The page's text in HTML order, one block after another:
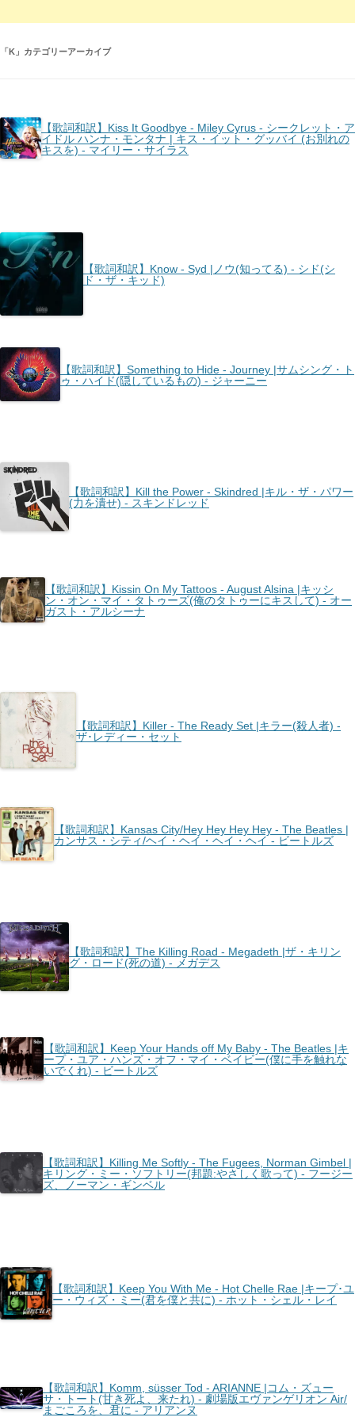
「K 」カテゴリーアーカイブ
【歌詞和訳】Kiss It Goodbye - Miley Cyrus - シークレット・ア
イドル ハンナ・モンタナ | キス・イット・グッバイ (お別れの
キスを) - マイリー・サイラス
【歌詞和訳】Know - Syd |ノウ(知ってる) - シド(シ
ド・ザ・キッド)
【歌詞和訳】Something to Hide - Journey |サムシング・ト
ゥ・ハイド(隠しているもの) - ジャーニー
【歌詞和訳】Kill the Power - Skindred |キル・ザ・パワー
(力を潰せ) - スキンドレッド
【歌詞和訳】Kissin On My Tattoos - August Alsina |キッシ
ン・オン・マイ・タトゥーズ(俺のタトゥーにキスして) - オー
ガスト・アルシーナ
【歌詞和訳】Killer - The Ready Set |キラー(殺人者) -
ザ･レディー・セット
【歌詞和訳】Kansas City/Hey Hey Hey Hey - The Beatles |
カンサス・シティ/ヘイ・ヘイ・ヘイ・ヘイ - ビートルズ
【歌詞和訳】The Killing Road - Megadeth |ザ・キリン
グ・ロード(死の道) - メガデス
【歌詞和訳】Keep Your Hands off My Baby - The Beatles |キ
ープ・ユア・ハンズ・オフ・マイ・ベイビー(僕に手を触れな
いでくれ) - ビートルズ
【歌詞和訳】Killing Me Softly - The Fugees, Norman Gimbel |
キリング・ミー・ソフトリー(邦題:やさしく歌って) - フージー
ズ、ノーマン・ギンベル
【歌詞和訳】Keep You With Me - Hot Chelle Rae |キープ･ユ
ー・ウィズ・ミー(君を僕と共に) - ホット・シェル・レイ
【歌詞和訳】Komm, süsser Tod - ARIANNE |コム・ズュー
サ・トート(甘き死よ、来たれ) - 劇場版エヴァンゲリオン Air/
まごころを、君に - アリアンヌ